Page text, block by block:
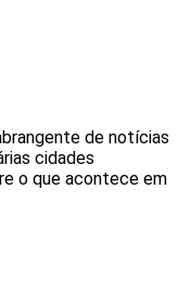
de notícias
cidades
o que acontece em